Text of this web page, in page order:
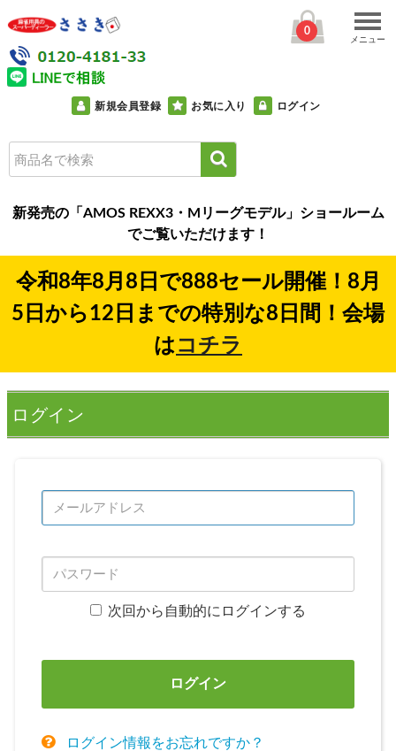
0
新規会員登録 お気に入り ログイン
メニュー
新発売の「AMOS REXX3・Mリーグモデル」ショールーム
でご覧いただけます！
令和8年8月8日で888セール開催！8月
5日から12日までの特別な8日間！会場
はコチラ
ログイン
次回から自動的にログインする
ログイン
ログイン情報をお忘れですか？